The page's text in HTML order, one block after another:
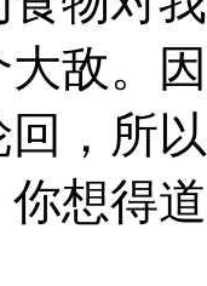
敌。
，所
想得